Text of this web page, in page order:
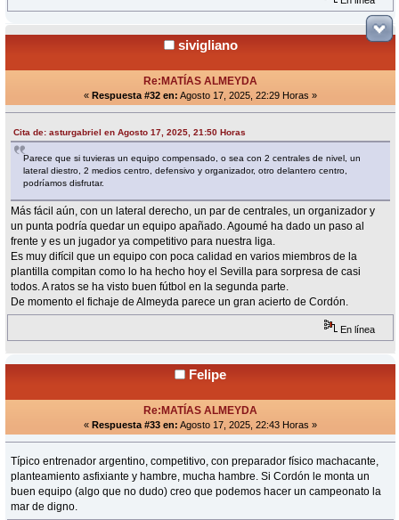
sivigliano
Re:MATÍAS ALMEYDA
« Respuesta #32 en: Agosto 17, 2025, 22:29 Horas »
Cita de: asturgabriel en Agosto 17, 2025, 21:50 Horas
Parece que si tuvieras un equipo compensado, o sea con 2 centrales de nivel, un
lateral diestro, 2 medios centro, defensivo y organizador, otro delantero centro,
podríamos disfrutar.
Más fácil aún, con un lateral derecho, un par de centrales, un organizador y
un punta podría quedar un equipo apañado. Agoumé ha dado un paso al
frente y es un jugador ya competitivo para nuestra liga.
Es muy difícil que un equipo con poca calidad en varios miembros de la
plantilla compitan como lo ha hecho hoy el Sevilla para sorpresa de casi
todos. A ratos se ha visto buen fútbol en la segunda parte.
De momento el fichaje de Almeyda parece un gran acierto de Cordón.
En línea
Felipe
Re:MATÍAS ALMEYDA
« Respuesta #33 en: Agosto 17, 2025, 22:43 Horas »
Típico entrenador argentino, competitivo, con preparador físico machacante,
planteamiento asfixiante y hambre, mucha hambre. Si Cordón le monta un
buen equipo (algo que no dudo) creo que podemos hacer un campeonato la
mar de digno.